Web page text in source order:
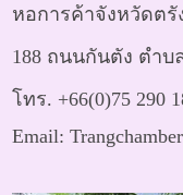
หอการค้าจังหวัดตรั
188 ถนนกันตัง ตำบ
โทร. +66(0)75 290
Email: